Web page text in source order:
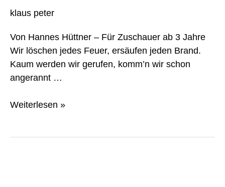
klaus peter
Von Hannes Hüttner – Für Zuschauer ab 3 Jahre
Wir löschen jedes Feuer, ersäufen jeden Brand.
Kaum werden wir gerufen, komm’n wir schon
angerannt …
Weiterlesen »